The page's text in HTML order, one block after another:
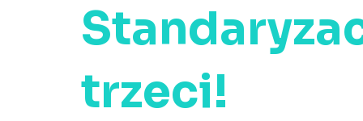
trzeci!